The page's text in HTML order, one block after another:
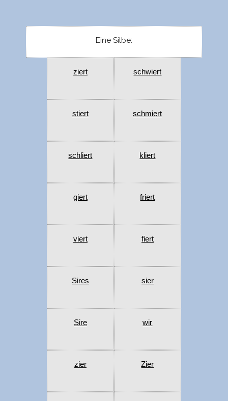
Eine Silbe:
ziert schwiert
stiert schmiert
schliert kliert
giert friert
viert fiert
Sires sier
Sire wir
zier Zier